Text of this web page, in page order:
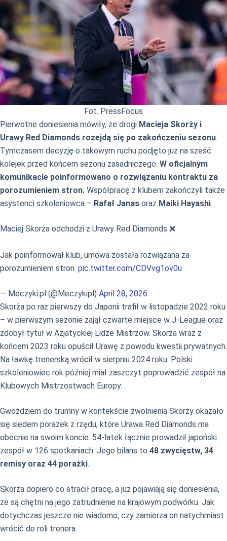
Fot. PressFocus
Pierwotne doniesienia mówiły, że drogi Macieja Skorży i
Urawy Red Diamonds rozejdą się po zakończeniu sezonu.
Tymczasem decyzję o takowym ruchu podjęto już na sześć
kolejek przed końcem sezonu zasadniczego. W oficjalnym
komunikacie poinformowano o rozwiązaniu kontraktu za
porozumieniem stron. Współpracę z klubem zakończyli także
asystenci szkoleniowca – Rafał Janas oraz Maiki Hayashi.
Maciej Skorża odchodzi z Urawy Red Diamonds ❌
Jak poinformował klub, umowa została rozwiązana za
porozumieniem stron. pic.twitter.com/CDVvg1ov0u
— Meczyki.pl (@Meczykipl) April 28, 2026
Skorża po raz pierwszy do Japonii trafił w listopadzie 2022 roku
– w pierwszym sezonie zajął czwarte miejsce w J-League oraz
zdobył tytuł w Azjatyckiej Lidze Mistrzów. Skorża wraz z
końcem 2023 roku opuścił Urawę z powodu kwestii prywatnych.
Na ławkę trenerską wrócił w sierpniu 2024 roku. Polski
szkoleniowiec rok później miał zaszczyt poprowadzić zespół na
Klubowych Mistrzostwach Europy.
Gwoździem do trumny w kontekście zwolnienia Skorży okazało
się siedem porażek z rzędu, które Urawa Red Diamonds ma
obecnie na swoim koncie. 54-latek łącznie prowadził japoński
zespół w 126 spotkaniach. Jego bilans to 48 zwycięstw, 34
remisy oraz 44 porażki.
Skorża dopiero co stracił pracę, a już pojawiają się doniesienia,
że są chętni na jego zatrudnienie na krajowym podwórku. Jak
dotychczas jeszcze nie wiadomo, czy zamierza on natychmiast
wrócić do roli trenera.